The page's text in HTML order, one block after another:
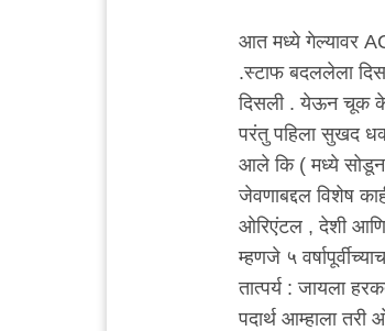
आत मध्ये गेल्यावर
.स्टाफ बदललेला
दिसली . येऊन चूक
परंतु पहिला सुखद
आले कि ( मध्ये
जेवणाबद्दल विशेष
ओरिएंटल , देशी आणि
म्हणजे ५
तात्पर्य : जायला
पदार्थ आम्हाला तरी